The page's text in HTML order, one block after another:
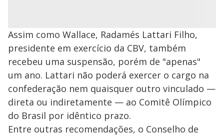
Assim como Wallace, Radamés Lattari Filho,
presidente em exercício da CBV, também
recebeu uma suspensão, porém de "apenas"
um ano. Lattari não poderá exercer o cargo na
confederação nem quaisquer outro vinculado —
direta ou indiretamente — ao Comitê Olímpico
do Brasil por idêntico prazo.
Entre outras recomendações, o Conselho de